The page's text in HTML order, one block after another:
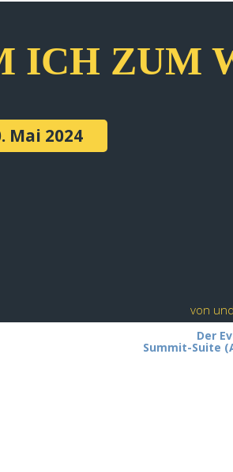
ICH ZUM
Mai 2024
von
Der
Summit-Suite